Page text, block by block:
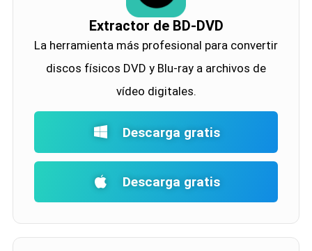
Extractor de BD-DVD
La herramienta más profesional para convertir
discos físicos DVD y Blu-ray a archivos de
vídeo digitales.
Descarga gratis
Descarga gratis